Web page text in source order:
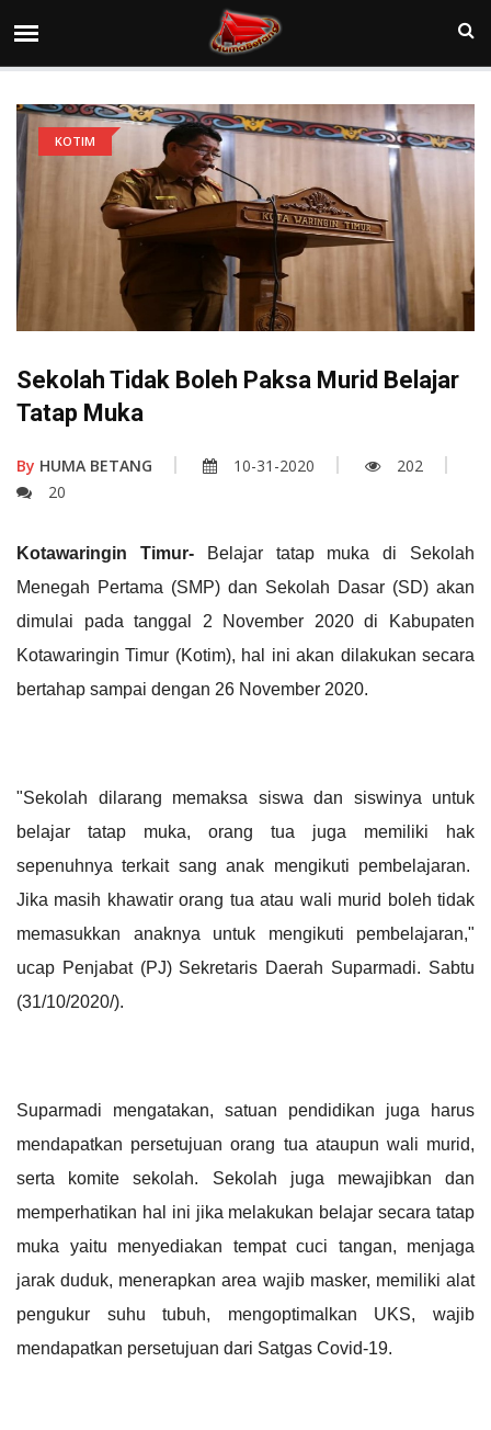
KOTIM
Sekolah Tidak Boleh Paksa Murid Belajar
Tatap Muka
By HUMA BETANG 10-31-2020
202
20
Kotawaringin Timur-
Belajar tatap muka di Sekolah
Menegah Pertama (SMP) dan Sekolah Dasar (SD) akan
dimulai pada tanggal 2 November 2020 di Kabupaten
Kotawaringin Timur (Kotim), hal ini akan dilakukan secara
bertahap sampai dengan 26 November 2020.
"Sekolah dilarang memaksa siswa dan siswinya untuk
belajar tatap muka, orang tua juga memiliki hak
sepenuhnya terkait sang anak mengikuti pembelajaran.
Jika masih khawatir orang tua atau wali murid boleh tidak
memasukkan anaknya untuk mengikuti pembelajaran,"
ucap Penjabat (PJ) Sekretaris Daerah Suparmadi. Sabtu
(31/10/2020/).
Suparmadi mengatakan, satuan pendidikan juga harus
mendapatkan persetujuan orang tua ataupun wali murid,
serta komite sekolah. Sekolah juga mewajibkan dan
memperhatikan hal ini jika melakukan belajar secara tatap
muka yaitu menyediakan tempat cuci tangan, menjaga
jarak duduk, menerapkan area wajib masker, memiliki alat
pengukur suhu tubuh, mengoptimalkan UKS, wajib
mendapatkan persetujuan dari Satgas Covid-19.